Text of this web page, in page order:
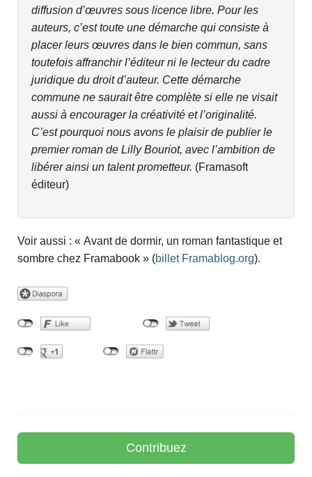
diffusion d’œuvres sous licence libre. Pour les
auteurs, c’est toute une démarche qui consiste à
placer leurs œuvres dans le bien commun, sans
toutefois affranchir l’éditeur ni le lecteur du cadre
juridique du droit d’auteur. Cette démarche
commune ne saurait être complète si elle ne visait
aussi à encourager la créativité et l’originalité.
C’est pourquoi nous avons le plaisir de publier le
premier roman de Lilly Bouriot, avec l’ambition de
libérer ainsi un talent prometteur. (Framasoft
éditeur)
Voir aussi : « Avant de dormir, un roman fantastique et
sombre chez Framabook » (billet Framablog.org).
Contribuez